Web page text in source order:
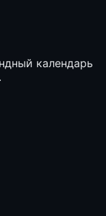
календарь